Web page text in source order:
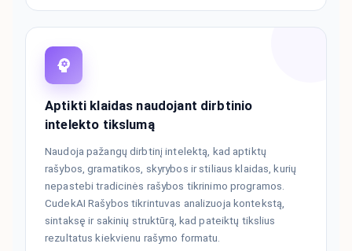
Aptikti klaidas naudojant dirbtinio
intelekto tikslumą
Naudoja pažangų dirbtinį intelektą, kad aptiktų
rašybos, gramatikos, skyrybos ir stiliaus klaidas, kurių
nepastebi tradicinės rašybos tikrinimo programos.
CudekAI Rašybos tikrintuvas analizuoja kontekstą,
sintaksę ir sakinių struktūrą, kad pateiktų tikslius
rezultatus kiekvienu rašymo formatu.